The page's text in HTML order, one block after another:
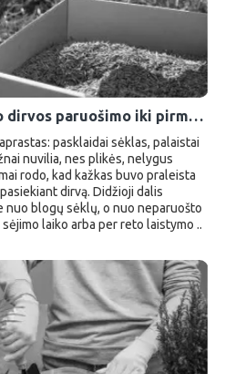
Vejos sėjimas: nuo dirvos paruošimo iki pirmo pjovimo
pasklaidai sėklas, palaistai
nuvilia, nes plikės, nelygus
rodo, kad kažkas buvo praleista
dirvą. Didžioji dalis
nuo blogų sėklų, o nuo neparuošto
laiko arba per reto laistymo ..